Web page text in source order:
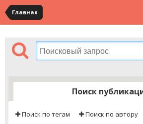
Главная
Поиск
Поиск по тегам Поиск по автору